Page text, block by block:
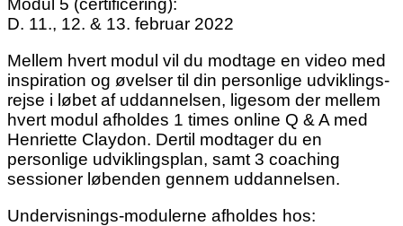
Modul 5 (certificering):
D. 11., 12. & 13. februar 2022
Mellem hvert modul vil du modtage en video med
inspiration og øvelser til din personlige udviklings-
rejse i løbet af uddannelsen, ligesom der mellem
hvert modul afholdes 1 times online Q & A med
Henriette Claydon. Dertil modtager du en
personlige udviklingsplan, samt 3 coaching
sessioner løbenden gennem uddannelsen.
Undervisnings-modulerne afholdes hos: